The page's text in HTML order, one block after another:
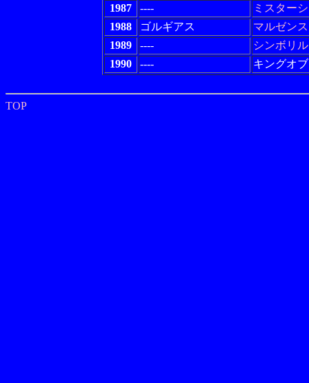
1987
----
ミスター
1988
ゴルギアス
マルゼン
1989
----
シンボリ
1990
---- キングオ
TOP